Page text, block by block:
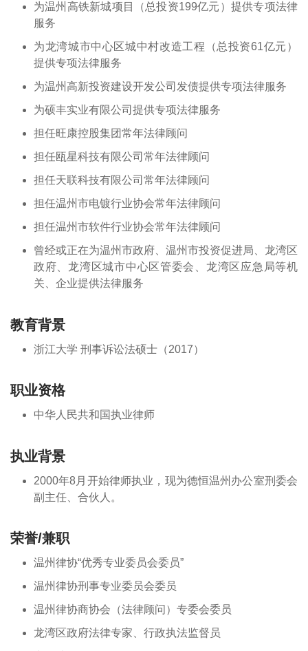
为温州高铁新城项目（总投资199亿元）提供专项法律
服务
为龙湾城市中心区城中村改造工程（总投资61亿元）
提供专项法律服务
为温州高新投资建设开发公司发债提供专项法律服务
为硕丰实业有限公司提供专项法律服务
担任旺康控股集团常年法律顾问
担任瓯星科技有限公司常年法律顾问
担任天联科技有限公司常年法律顾问
担任温州市电镀行业协会常年法律顾问
担任温州市软件行业协会常年法律顾问
曾经或正在为温州市政府、温州市投资促进局、龙湾区
政府、龙湾区城市中心区管委会、龙湾区应急局等机
关、企业提供法律服务
教育背景
浙江大学 刑事诉讼法硕士（2017）
职业资格
中华人民共和国执业律师
执业背景
2000年8月开始律师执业，现为德恒温州办公室刑委会
副主任、合伙人。
荣誉/兼职
温州律协“优秀专业委员会委员”
温州律协刑事专业委员会委员
温州律协商协会（法律顾问）专委会委员
龙湾区政府法律专家、行政执法监督员